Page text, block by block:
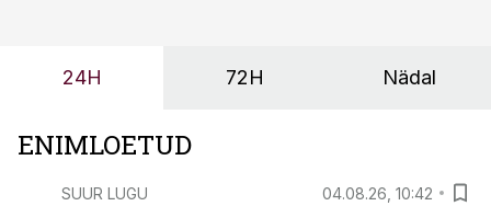
24H 72H Nädal
ENIMLOETUD
SUUR LUGU 04.08.26, 10:42